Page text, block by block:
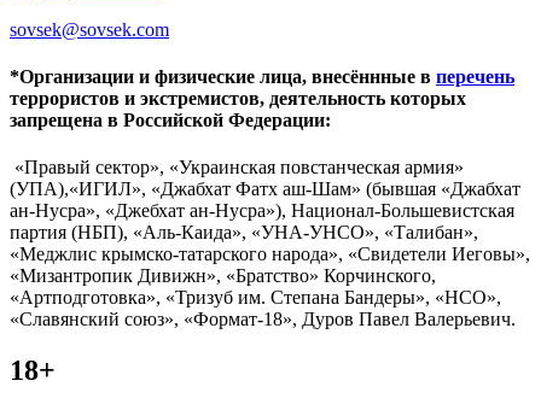
sovsek@sovsek.com
*Организации и физические лица, внесённные в перечень
террористов и экстремистов, деятельность которых
запрещена в Российской Федерации:
«Правый сектор», «Украинская повстанческая армия»
(УПА),«ИГИЛ», «Джабхат Фатх аш-Шам» (бывшая «Джабхат
ан-Нусра», «Джебхат ан-Нусра»), Национал-Большевистская
партия (НБП), «Аль-Каида», «УНА-УНСО», «Талибан»,
«Меджлис крымско-татарского народа», «Свидетели Иеговы»,
«Мизантропик Дивижн», «Братство» Корчинского,
«Артподготовка», «Тризуб им. Степана Бандеры», «НСО»,
«Славянский союз», «Формат-18», Дуров Павел Валерьевич.
18+